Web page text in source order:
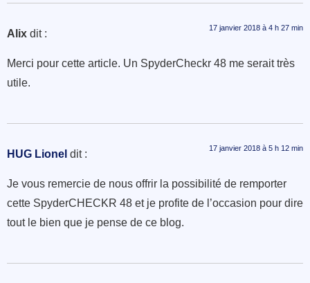
Alix dit : 17 janvier 2018 à 4 h 27 min
Merci pour cette article. Un SpyderCheckr 48 me serait très
utile.
HUG Lionel dit : 17 janvier 2018 à 5 h 12 min
Je vous remercie de nous offrir la possibilité de remporter
cette SpyderCHECKR 48 et je profite de l’occasion pour dire
tout le bien que je pense de ce blog.